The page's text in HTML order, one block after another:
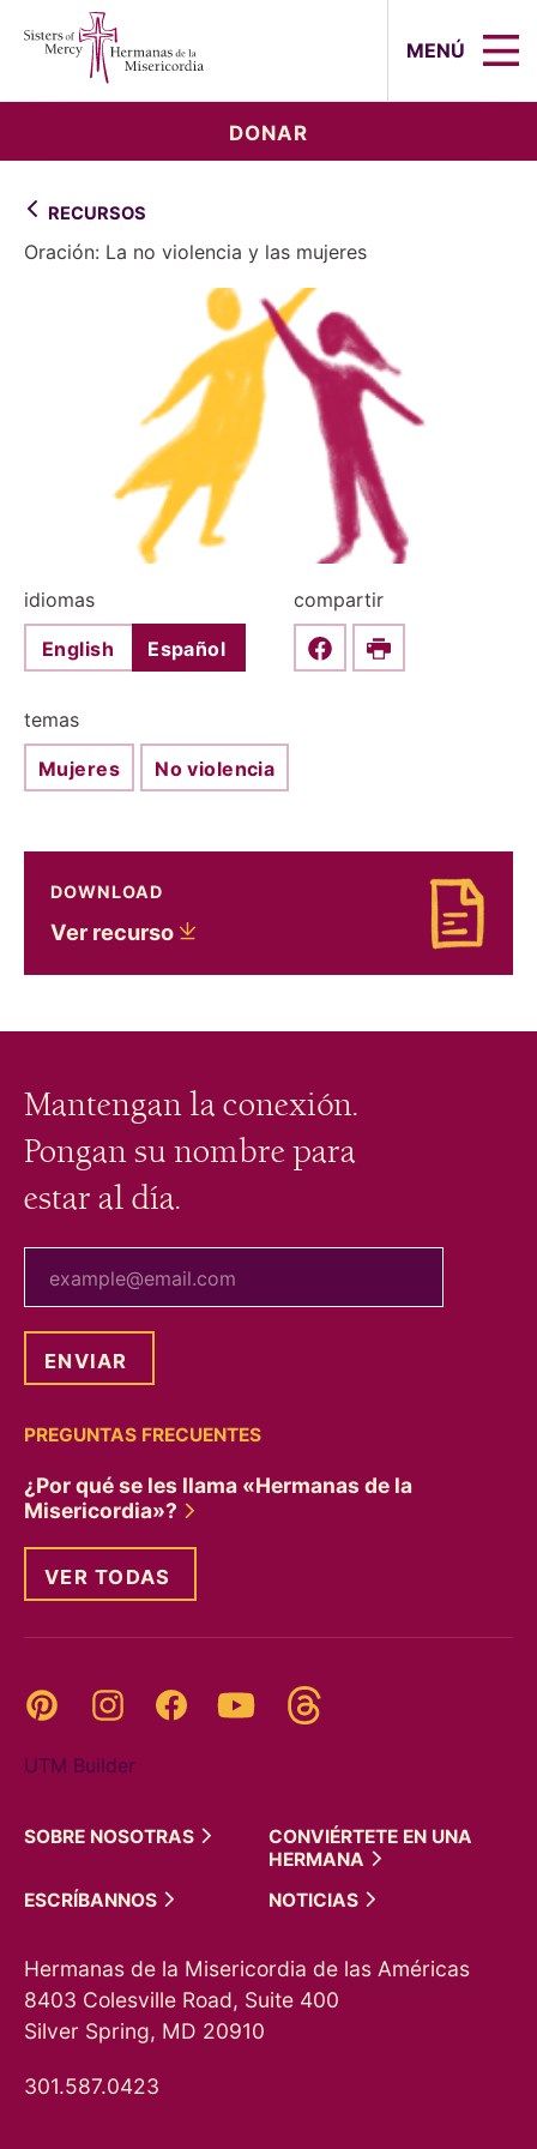
MENÚ
DONAR
RECURSOS
Oración: La no violencia y las mujeres
idiomas
English Español
compartir
Share this on Facebook
Print
temas
Mujeres No violencia
Download Ver recurso
DOWNLOAD
Verrecurso
Mantengan la conexión.
Pongan su nombre para
estar al día.
PREGUNTAS FRECUENTES
¿Por qué se les llama «Hermanas de la
Misericordia»?
VER TODAS
Pinterest InstagramFacebookYouTube
UTM Builder
SOBRE NOSOTRAS
CONVIÉRTETE EN UNA
HERMANA
ESCRÍBANNOS
NOTICIAS
Hermanas de la Misericordia de las Américas
8403 Colesville Road, Suite 400
Silver Spring, MD 20910
301.587.0423